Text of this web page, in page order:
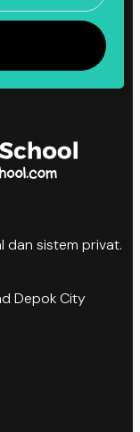
dan sistem privat.
Depok City